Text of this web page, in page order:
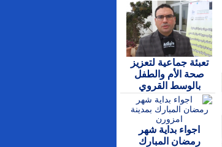
تعبئة جماعية لتعزيز
صحة الأم والطفل
بالوسط القروي
اجواء بداية شهر
رمضان المبارك